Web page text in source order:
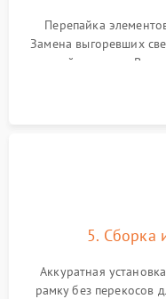
Перепайка
Замена выгоревших
хрупкой матрицы.
прошивка
5. Сборка
Аккуратная
рамку без перекосов